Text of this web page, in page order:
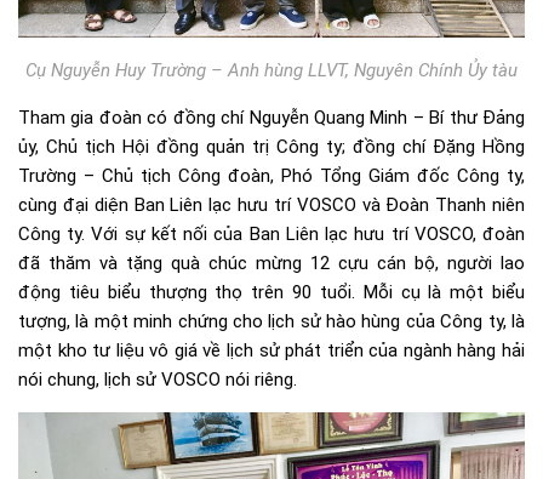
Cụ Nguyễn Huy Trường – Anh hùng LLVT, Nguyên Chính Ủy tàu
Tham gia đoàn có đồng chí Nguyễn Quang Minh – Bí thư Đảng
ủy, Chủ tịch Hội đồng quản trị Công ty; đồng chí Đặng Hồng
Trường – Chủ tịch Công đoàn, Phó Tổng Giám đốc Công ty,
cùng đại diện Ban Liên lạc hưu trí VOSCO và Đoàn Thanh niên
Công ty. Với sự kết nối của Ban Liên lạc hưu trí VOSCO, đoàn
đã thăm và tặng quà chúc mừng 12 cựu cán bộ, người lao
động tiêu biểu thượng thọ trên 90 tuổi. Mỗi cụ là một biểu
tượng, là một minh chứng cho lịch sử hào hùng của Công ty, là
một kho tư liệu vô giá về lịch sử phát triển của ngành hàng hải
nói chung, lịch sử VOSCO nói riêng.